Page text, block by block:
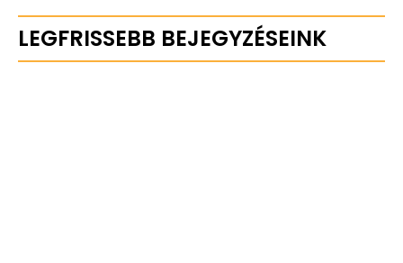
LEGFRISSEBB BEJEGYZÉSEINK